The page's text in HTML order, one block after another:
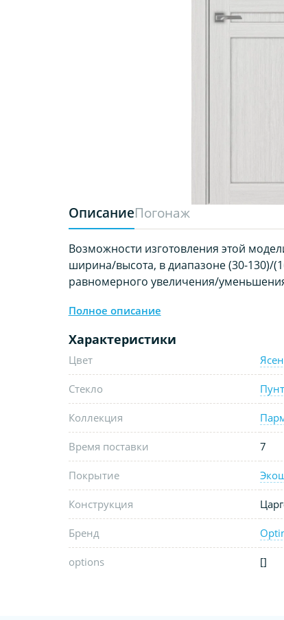
ОписаниеПогонаж
Возможности изготовления этой
ширина/высота, в диапазоне (30-130)/
равномерного увеличения/
Полное описание
Характеристики
Цвет
Стекло
Коллекция
Время поставки 7
Покрытие
Конструкция
Бренд
options []